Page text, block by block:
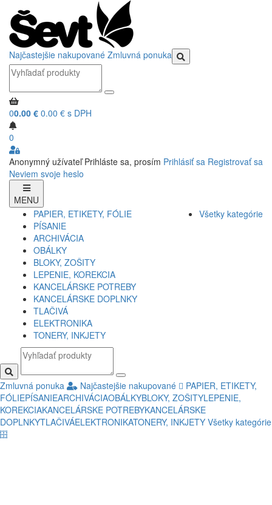
Najčastejšie nakupované Zmluvná ponuka
00.00 € 0.00 € s DPH
0
Anonymný užívateľ Prihláste sa, prosím Prihlásiť sa Registrovať sa
Neviem svoje heslo
MENU
PAPIER, ETIKETY, FÓLIE
PÍSANIE
ARCHIVÁCIA
OBÁLKY
BLOKY, ZOŠITY
LEPENIE, KOREKCIA
KANCELÁRSKE POTREBY
KANCELÁRSKE DOPLNKY
TLAČIVÁ
ELEKTRONIKA
TONERY, INKJETY
Všetky kategórie
Zmluvná ponuka Najčastejšie nakupované
PAPIER, ETIKETY,
FÓLIEPÍSANIEARCHIVÁCIAOBÁLKYBLOKY, ZOŠITYLEPENIE,
KOREKCIAKANCELÁRSKE POTREBYKANCELÁRSKE
DOPLNKYTLAČIVÁELEKTRONIKATONERY, INKJETY Všetky kategórie